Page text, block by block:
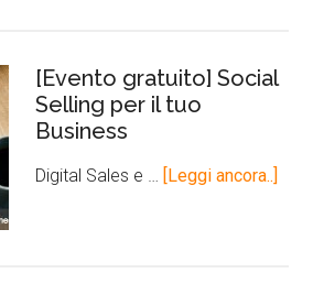
[Evento gratuito] Social
Selling per il tuo
Business
Digital Sales e … [Leggi ancora..]